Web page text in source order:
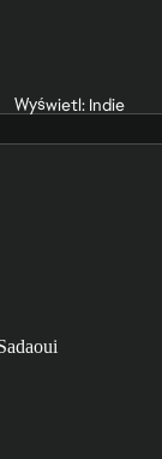
Wyświetl: Indie